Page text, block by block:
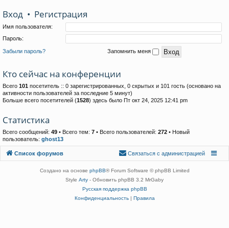
Вход • Регистрация
Имя пользователя:
Пароль:
Забыли пароль? Запомнить меня
Кто сейчас на конференции
Всего 101 посетитель :: 0 зарегистрированных, 0 скрытых и 101 гость (основано на
активности пользователей за последние 5 минут)
Больше всего посетителей (1528) здесь было Пт окт 24, 2025 12:41 pm
Статистика
Всего сообщений: 49 • Всего тем: 7 • Всего пользователей: 272 • Новый
пользователь: ghost13
Список форумов
Связаться с
Связаться с администрацией
Создано на основе phpBB® Forum Software © phpBB Limited
Style Arty - Обновить phpBB 3.2 MrGaby
Русская поддержка phpBB
Конфиденциальность| Правила